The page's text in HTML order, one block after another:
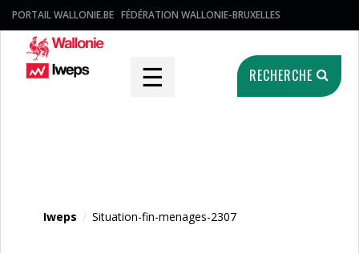
PORTAIL WALLONIE.BE FÉDÉRATION WALLONIE-BRUXELLES
☰ RECHERCHE
Iweps / Situation-fin-menages-2307